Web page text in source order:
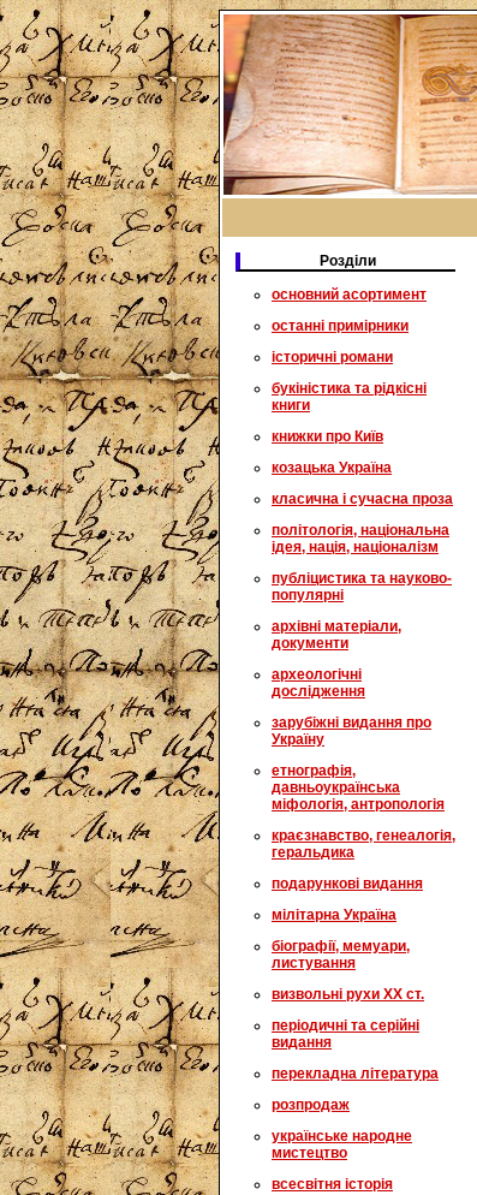
Розділи
основний асортимент
останні примірники
історичні романи
букіністика та рідкісні
книги
книжки про Київ
козацька Україна
класична і сучасна проза
політологія, національна
ідея, нація, націоналізм
публіцистика та науково-
популярні
архівні матеріали,
документи
археологічні
дослідження
зарубіжні видання про
Україну
етнографія,
давньоукраїнська
міфологія, антропологія
краєзнавство, генеалогія,
геральдика
подарункові видання
мілітарна Україна
біографії, мемуари,
листування
визвольні рухи XX ст.
періодичні та серійні
видання
перекладна література
розпродаж
українське народне
мистецтво
всесвітня історія